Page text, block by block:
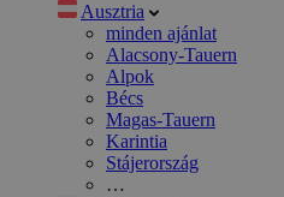
Ausztria
minden ajánlat
Alacsony-Tauern
Alpok
Bécs
Magas-Tauern
Karintia
Stájerország
…